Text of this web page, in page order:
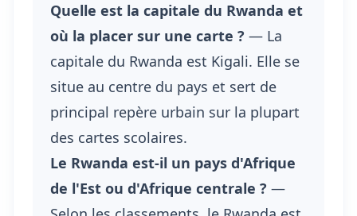
Quelle est la capitale du Rwanda et
où la placer sur une carte ? — La
capitale du Rwanda est Kigali. Elle se
situe au centre du pays et sert de
principal repère urbain sur la plupart
des cartes scolaires.
Le Rwanda est-il un pays d'Afrique
de l'Est ou d'Afrique centrale ? —